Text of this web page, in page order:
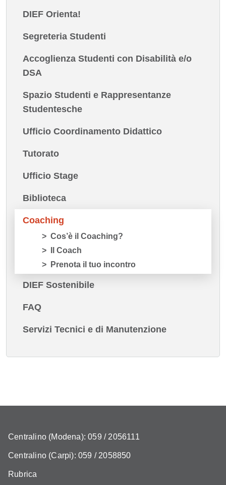
DIEF Orienta!
Segreteria Studenti
Accoglienza Studenti con Disabilità e/o
DSA
Spazio Studenti e Rappresentanze
Studentesche
Ufficio Coordinamento Didattico
Tutorato
Ufficio Stage
Biblioteca
Coaching
Cos’è il Coaching?
Il Coach
Prenota il tuo incontro
DIEF Sostenibile
FAQ
Servizi Tecnici e di Manutenzione
Centralino (Modena): 059 / 2056111
Centralino (Carpi): 059 / 2058850
Rubrica